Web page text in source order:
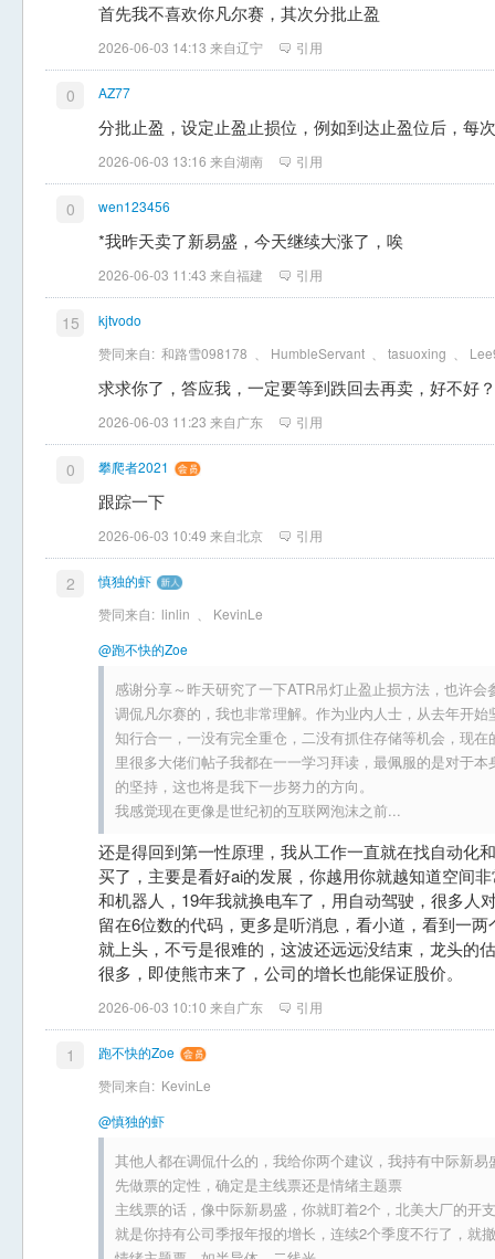
首先我不喜欢你凡尔赛，其次分批止盈
2026-06-03 14:13 来自辽宁 引用
0 AZ77
分批止盈，设定止盈止损位，例如到达止盈位后，每
2026-06-03 13:16 来自湖南 引用
0 wen123456
*我昨天卖了新易盛，今天继续大涨了，唉
2026-06-03 11:43 来自福建 引用
15
kjtvodo
赞同来自: 和路雪098178 HumbleServant tasuoxing
求求你了，答应我，一定要等到跌回去再卖，好不好？
2026-06-03 11:23 来自广东 引用
0 攀爬者2021
跟踪一下
2026-06-03 10:49 来自北京 引用
2
慎独的虾
赞同来自: linlin
KevinLe
@跑不快的Zoe
感谢分享～昨天研究了一下ATR吊灯止盈止损方法，也许会
调侃凡尔赛的，我也非常理解。作为业内人士，从去年开
知行合一，一没有完全重仓，二没有抓住存储等机会，现
里很多大佬们帖子我都在一一学习拜读，最佩服的是对于
的坚持，这也将是我下一步努力的方向。
我感觉现在更像是世纪初的互联网泡沫之前...
还是得回到第一性原理，我从工作一直就在找自动化
买了，主要是看好ai的发展，你越用你就越知道空间
和机器人，19年我就换电车了，用自动驾驶，很多人
留在6位数的代码，更多是听消息，看小道，看到一
就上头，不亏是很难的，这波还远远没结束，龙头的
很多，即使熊市来了，公司的增长也能保证股价。
2026-06-03 10:10 来自广东 引用
1
跑不快的Zoe
赞同来自: KevinLe
@慎独的虾
其他人都在调侃什么的，我给你两个建议，我持有中际新易
先做票的定性，确定是主线票还是情绪主题票
主线票的话，像中际新易盛，你就盯着2个，北美大厂的开
就是你持有公司季报年报的增长，连续2个季度不行了，就